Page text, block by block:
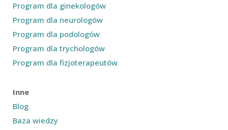
Program dla ginekologów
Program dla neurologów
Program dla podologów
Program dla trychologów
Program dla fizjoterapeutów
Inne
Blog
Baza wiedzy